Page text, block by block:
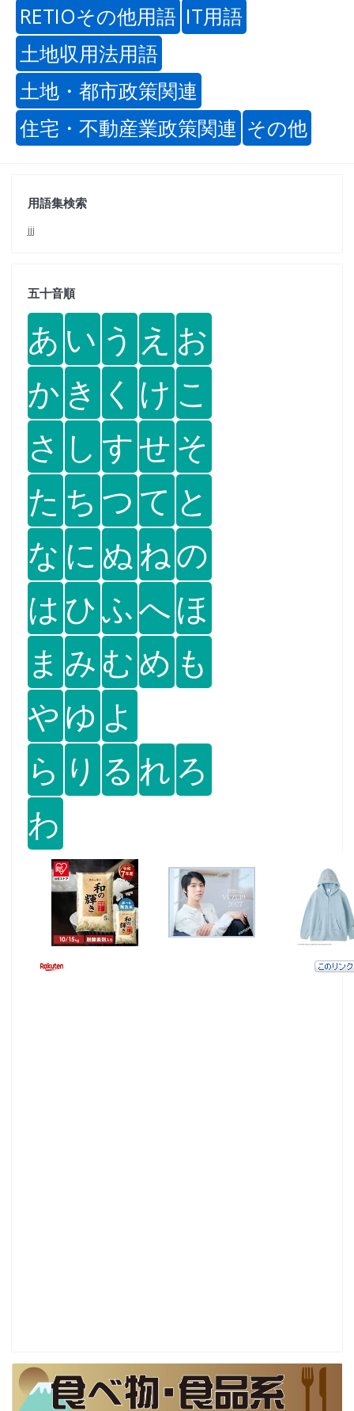
RETIOその他用語 IT用語
土地収用法用語
土地・都市政策関連
住宅・不動産業政策関連 その他
用語集検索
jjj
五十音順
あ い う え お
か き く け こ
さ し すせ そ
た ち つ て と
な に ぬ ねの
は ひふへほ
ま み むめ も
や ゆ よ
ら り る れ ろ
わ